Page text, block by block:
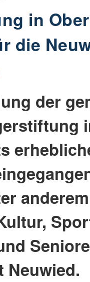
in
die
der
Neuwied.